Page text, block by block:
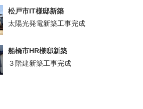
松戸市IT様邸新築
太陽光発電新築工事完成
船橋市HR様邸新築
３階建新築工事完成